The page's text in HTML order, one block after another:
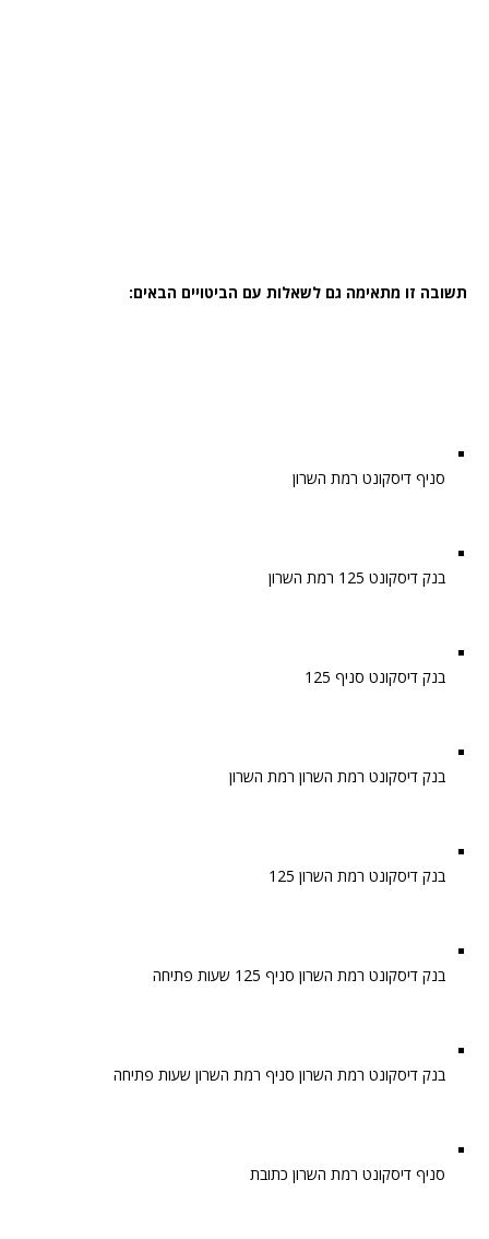
תשובה זו מתאימה גם לשאלות עם הביטויים הבאים:
סניף דיסקונט רמת השרון
בנק דיסקונט 125 רמת השרון
בנק דיסקונט סניף 125
בנק דיסקונט רמת השרון רמת השרון
בנק דיסקונט רמת השרון 125
בנק דיסקונט רמת השרון סניף 125 שעות פתיחה
בנק דיסקונט רמת השרון סניף רמת השרון שעות פתיחה
סניף דיסקונט רמת השרון כתובת